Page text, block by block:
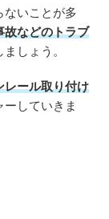
ないことが多
故などのトラブ
しょう。
レール取り付け
していきま